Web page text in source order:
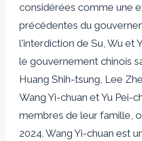
considérées comme une
précédentes du
l'interdiction de Su, Wu et
le gouvernement chinois
Huang Shih-tsung, Lee
Wang Yi-chuan et Yu Pei-
membres de leur famille,
2024. Wang Yi-chuan est